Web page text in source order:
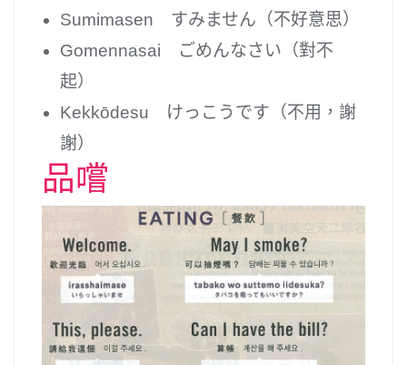
Sumimasen すみません（不好意思）
Gomennasai ごめんなさい（對不
起）
Kekkōdesu けっこうです（不用，謝
謝）
品嚐